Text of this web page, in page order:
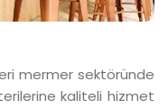
mermer sektöründe
kaliteli hizmet